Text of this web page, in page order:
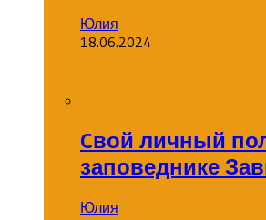
Юлия
18.06.2024
Cвой личный
заповеднике
Юлия